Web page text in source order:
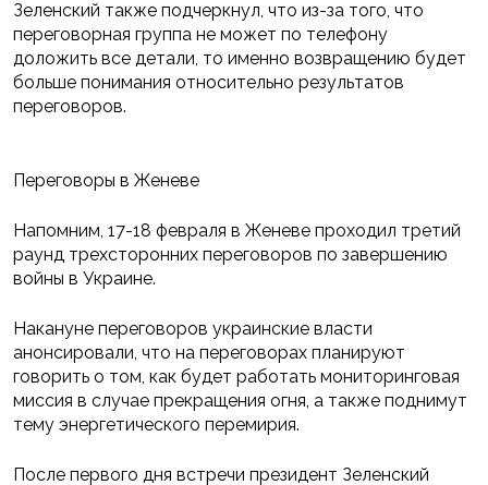
Зеленский также подчеркнул, что из-за того, что
переговорная группа не может по телефону
доложить все детали, то именно возвращению будет
больше понимания относительно результатов
переговоров.
Переговоры в Женеве
Напомним, 17-18 февраля в Женеве проходил третий
раунд трехсторонних переговоров по завершению
войны в Украине.
Накануне переговоров украинские власти
анонсировали, что на переговорах планируют
говорить о том, как будет работать мониторинговая
миссия в случае прекращения огня, а также поднимут
тему энергетического перемирия.
После первого дня встречи президент Зеленский